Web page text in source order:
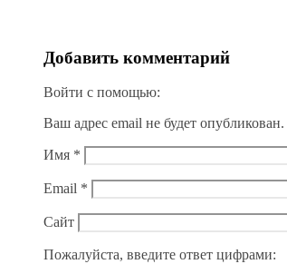
Добавить комментарий
Войти с помощью:
Ваш адрес email не будет опубликован.
Имя *
Email *
Сайт
Пожалуйста, введите ответ цифрами: